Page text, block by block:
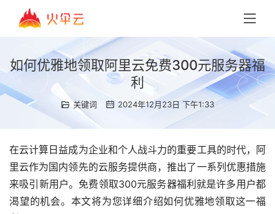
如何优雅地领取阿里云免费300元服务器福
利
关键词 2024年12月23日 下午1:33
在云计算日益成为企业和个人战斗力的重要工具的时代，阿
里云作为国内领先的云服务提供商，推出了一系列优惠措施
来吸引新用户。免费领取300元服务器福利就是许多用户都
渴望的机会。本文将为您详细介绍如何优雅地领取这一福